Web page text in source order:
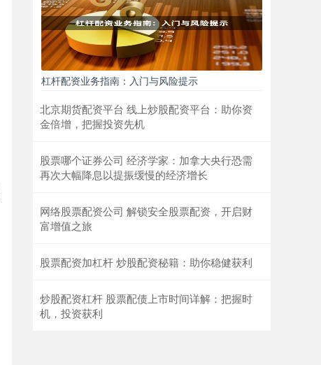
杠杆配资业务指南：入门与风险提示
北京期货配资平台 线上炒股配资平台：助你资
金倍增，把握投资先机
股票哪个证券公司 经济学家：加拿大央行恐需
再次大幅降息以提振缓慢的经济增长
网络股票配资公司 解锁安全股票配资，开启财
富增值之旅
股票配资加杠杆 炒股配资秘籍：助你稳健获利
炒股配资杠杆 股票配债上市时间详解：把握时
机，投资获利